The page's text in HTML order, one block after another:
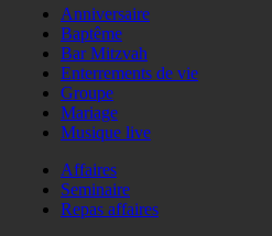
Anniversaire
Baptême
Bar Mitzvah
Enterrements de vie
Groupe
Mariage
Musique live
Affaires
Seminaire
Repas affaires